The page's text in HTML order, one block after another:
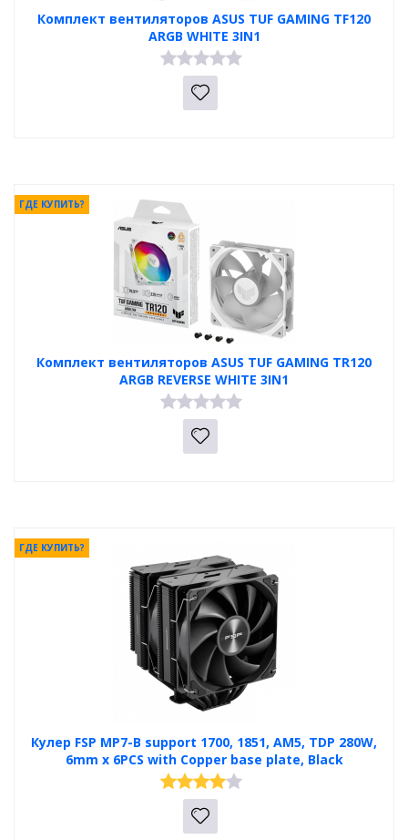
Комплект вентиляторов ASUS TUF GAMING TF120
ARGB WHITE 3IN1
Комплект вентиляторов ASUS TUF GAMING TR120
ARGB REVERSE WHITE 3IN1
ГДЕ КУПИТЬ?
Кулер FSP MP7-B support 1700, 1851, AM5, TDP 280W,
6mm x 6PCS with Copper base plate, Black
ГДЕ КУПИТЬ?